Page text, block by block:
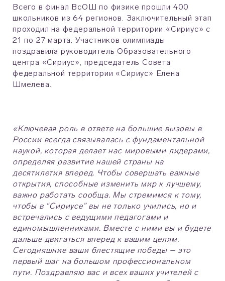
Всего в финал ВсОШ по физике прошли 400
школьников из 64 регионов. Заключительный этап
проходил на федеральной территории «Сириус» с
21 по 27 марта. Участников олимпиады
поздравила руководитель Образовательного
центра «Сириус», председатель Совета
федеральной территории «Сириус» Елена
Шмелева.
«Ключевая роль в ответе на большие вызовы в
России всегда связывалась с фундаментальной
наукой, которая делает нас мировыми лидерами,
определяя развитие нашей страны на
десятилетия вперед. Чтобы совершать важные
открытия, способные изменить мир к лучшему,
важно работать сообща. Мы стремимся к тому,
чтобы в “Сириусе” вы не только учились, но и
встречались с ведущими педагогами и
единомышленниками. Вместе с ними вы и будете
дальше двигаться вперед к вашим целям.
Сегодняшние ваши блестящие победы – это
первый шаг на большом профессиональном
пути. Поздравляю вас и всех ваших учителей с